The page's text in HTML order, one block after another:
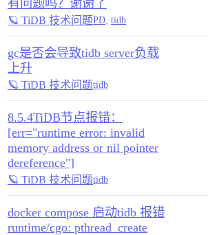
有问题吗？谢谢了
🪐 TiDB 技术问题PD tidb
gc是否会导致tidb server负载
上升
🪐 TiDB 技术问题tidb
8.5.4TiDB节点报错：
[err="runtime error: invalid
memory address or nil pointer
dereference"]
🪐 TiDB 技术问题tidb
docker compose 启动tidb 报错
runtime/cgo: pthread_create